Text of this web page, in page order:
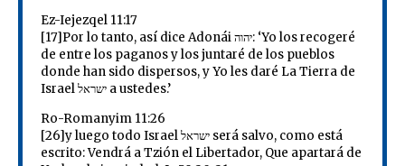
Ez-Iejezqel 11:17
[17]Por lo tanto, así dice Adonái יהוה: ‘Yo los recogeré
de entre los paganos y los juntaré de los pueblos
donde han sido dispersos, y Yo les daré La Tierra de
Israel ישראל a ustedes.’
Ro-Romanyim 11:26
[26]y luego todo Israel ישראל será salvo, como está
escrito: Vendrá a Tzión el Libertador, Que apartará de